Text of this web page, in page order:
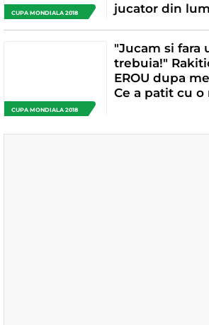
CUPA MONDIALA 2018
jucator din
CUPA MONDIALA 2018
"Jucam si fara
trebuia!"
EROU dupa
Ce a patit cu